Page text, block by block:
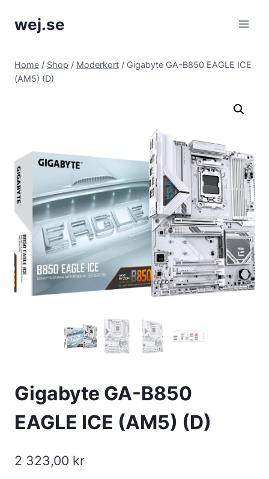
wej.se
Home / Shop / Moderkort / Gigabyte GA-B850 EAGLE ICE
(AM5) (D)
Gigabyte GA-B850
EAGLE ICE (AM5) (D)
2 323,00 kr